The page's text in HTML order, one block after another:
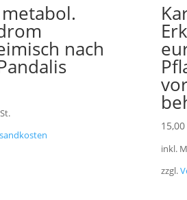
nach
15,00
inkl.
zzgl.